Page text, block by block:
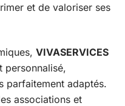
et de valoriser ses
VIVASERVICES
personnalisé,
parfaitement adaptés.
associations et